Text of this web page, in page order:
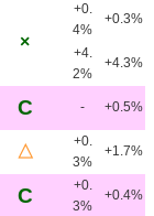
×
+0.
4%
+0.3%
+4.
2%
+4.3%
C - +0.5%
△
+0.
3%
+1.7%
C
+0.
3%
+0.4%